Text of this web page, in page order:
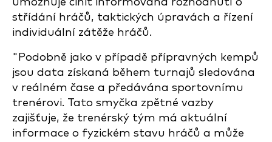
umožňuje činit informovaná rozhodnutí o
střídání hráčů, taktických úpravách a řízení
individuální zátěže hráčů.
"Podobně jako v případě přípravných kempů
jsou data získaná během turnajů sledována
v reálném čase a předávána sportovnímu
trenérovi. Tato smyčka zpětné vazby
zajišťuje, že trenérský tým má aktuální
informace o fyzickém stavu hráčů a může